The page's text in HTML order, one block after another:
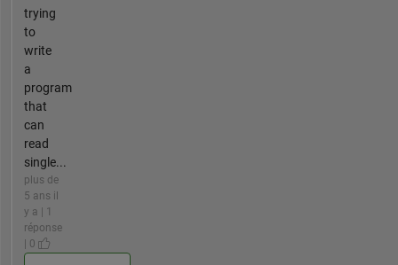
trying
to
write
a
program
that
can
read
single...
plus de
5 ans il
y a | 1
réponse
| 0